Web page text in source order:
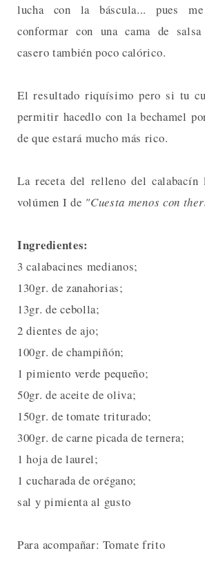
lucha con la báscula... pues
conformar con una cama de
casero también poco calórico.
El resultado riquísimo pero si tu
permitir hacedlo con la bechamel
de que estará mucho más rico.
La receta del relleno del calabacín
volúmen I de "Cuesta menos con
Ingredientes:
3 calabacines medianos;
130gr. de zanahorias;
13gr. de cebolla;
2 dientes de ajo;
100gr. de champiñón;
1 pimiento verde pequeño;
50gr. de aceite de oliva;
150gr. de tomate triturado;
300gr. de carne picada de ternera;
1 hoja de laurel;
1 cucharada de orégano;
sal y pimienta al gusto
Para acompañar: Tomate frito